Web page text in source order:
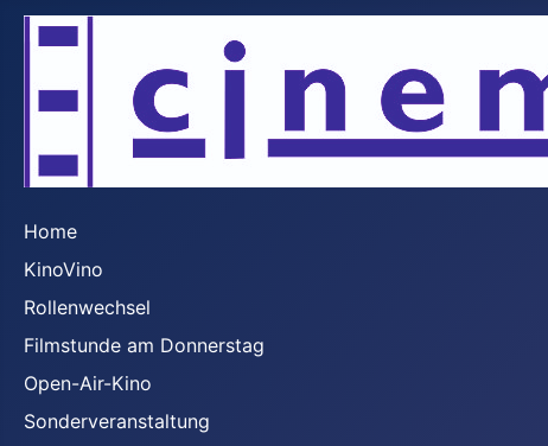
Home
KinoVino
Rollenwechsel
Filmstunde am Donnerstag
Open-Air-Kino
Sonderveranstaltung